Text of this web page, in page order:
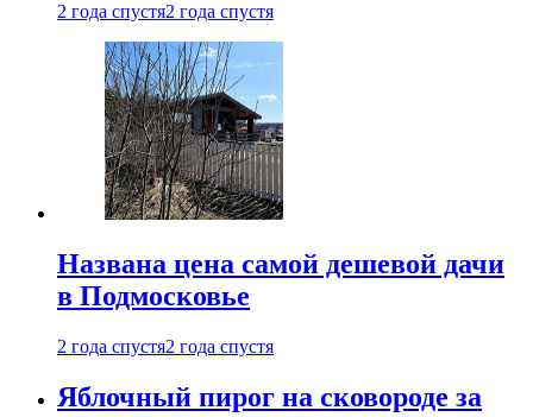
2 года спустя2 года спустя
Названа цена самой дешевой дачи
в Подмосковье
2 года спустя2 года спустя
Яблочный пирог на сковороде за